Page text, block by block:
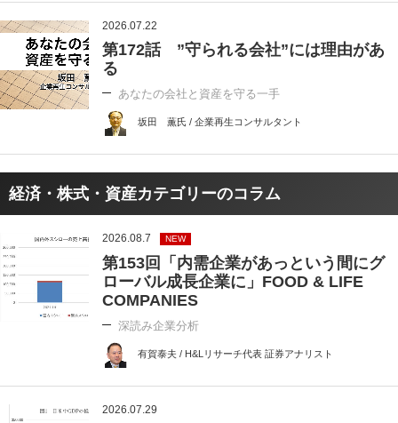
2026.07.22
第172話 ”守られる会社”には理由があ
る
あなたの会社と資産を守る一手
坂田 薫氏 / 企業再生コンサルタント
経済・株式・資産カテゴリーのコラム
2026.08.7 NEW
第153回「内需企業があっという間にグ
ローバル成長企業に」FOOD & LIFE
COMPANIES
深読み企業分析
有賀泰夫 / H&Lリサーチ代表 証券アナリスト
2026.07.29